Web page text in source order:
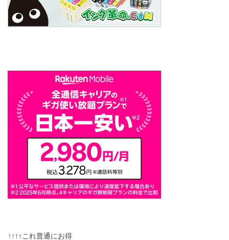
↑↑↑↑これ普通にお得